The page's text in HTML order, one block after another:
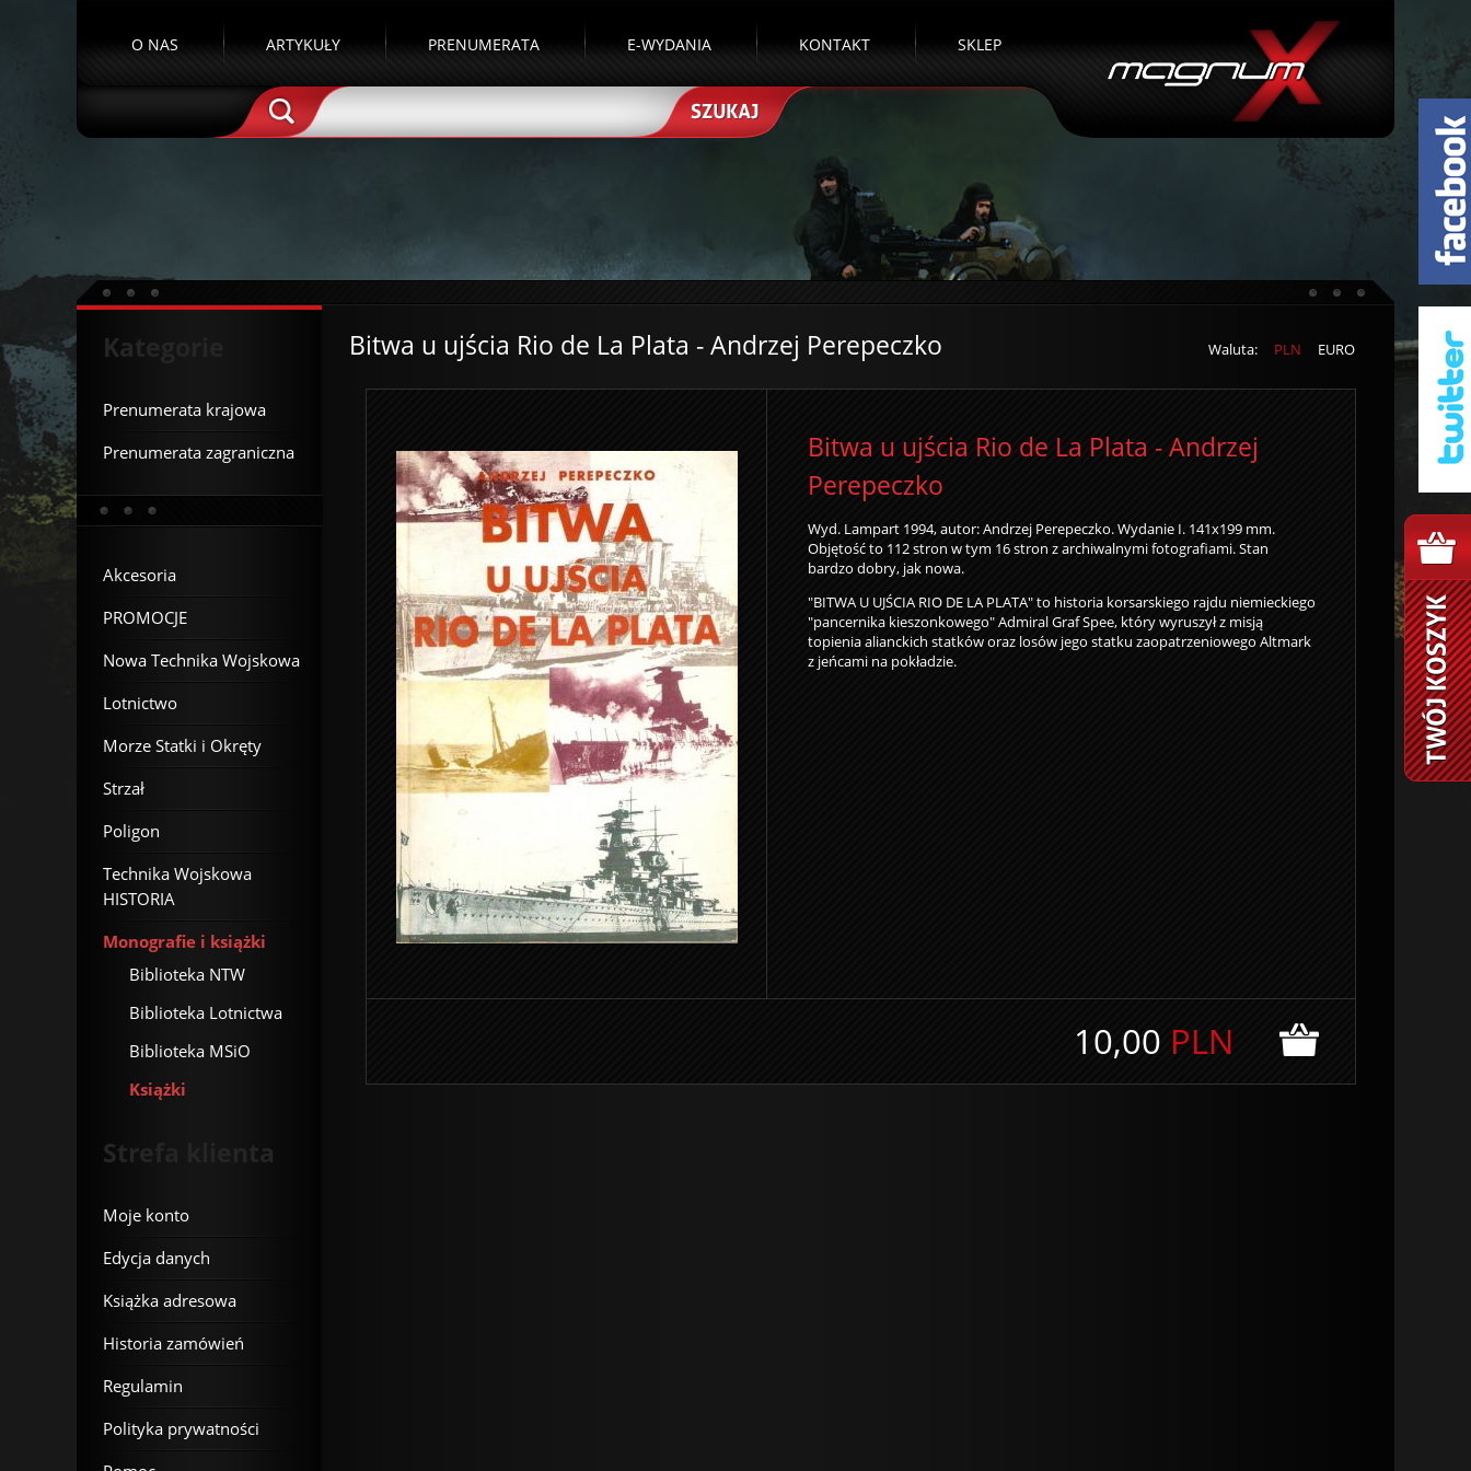
O NAS ARTYKUŁY PRENUMERATA E-WYDANIA KONTAKT SKLEP
Waluta: PLN EURO
Bitwa u ujścia Rio de La Plata - Andrzej Perepeczko
Bitwa u ujścia Rio de La Plata - Andrzej
Perepeczko
Wyd. Lampart 1994, autor: Andrzej Perepeczko. Wydanie I. 141x199 mm.
Objętość to 112 stron w tym 16 stron z archiwalnymi fotografiami. Stan
bardzo dobry, jak nowa.
"BITWA U UJŚCIA RIO DE LA PLATA" to historia korsarskiego rajdu niemieckiego
"pancernika kieszonkowego" Admiral Graf Spee, który wyruszył z misją
topienia alianckich statków oraz losów jego statku zaopatrzeniowego Altmark
z jeńcami na pokładzie.
10,00 PLN
Kategorie
Prenumerata krajowa
Prenumerata zagraniczna
Akcesoria
PROMOCJE
Nowa Technika Wojskowa
Lotnictwo
Morze Statki i Okręty
Strzał
Poligon
Technika Wojskowa
HISTORIA
Monografie i książki
Biblioteka NTW
Biblioteka Lotnictwa
Biblioteka MSiO
Książki
Strefa klienta
Moje konto
Edycja danych
Książka adresowa
Historia zamówień
Regulamin
Polityka prywatności